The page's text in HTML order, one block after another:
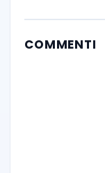
COMMENTI